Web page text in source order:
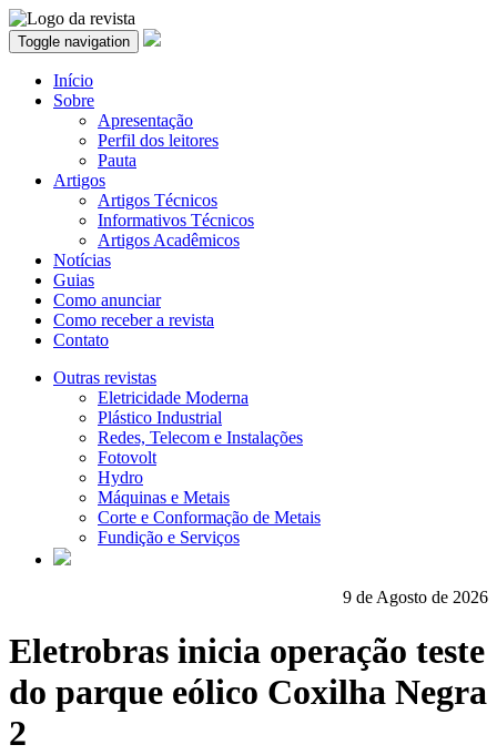
Toggle navigation
Início
Sobre
Apresentação
Perfil dos leitores
Pauta
Artigos
Artigos Técnicos
Informativos Técnicos
Artigos Acadêmicos
Notícias
Guias
Como anunciar
Como receber a revista
Contato
Outras revistas
Eletricidade Moderna
Plástico Industrial
Redes, Telecom e Instalações
Fotovolt
Hydro
Máquinas e Metais
Corte e Conformação de Metais
Fundição e Serviços
9 de Agosto de 2026
Eletrobras inicia operação teste
do parque eólico Coxilha Negra
2